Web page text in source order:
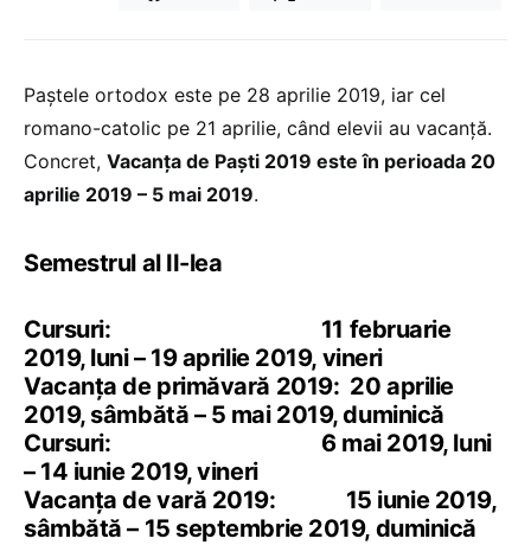
Paștele ortodox este pe 28 aprilie 2019, iar cel
romano-catolic pe 21 aprilie, când elevii au vacanță.
Concret, Vacanța de Paști 2019 este în perioada 20
aprilie 2019 – 5 mai 2019.
Semestrul al II-lea
Cursuri: 11 februarie
2019, luni – 19 aprilie 2019, vineri
Vacanța de primăvară 2019: 20 aprilie
2019, sâmbătă – 5 mai 2019, duminică
Cursuri: 6 mai 2019, luni
– 14 iunie 2019, vineri
Vacanța de vară 2019: 15 iunie 2019,
sâmbătă – 15 septembrie 2019, duminică